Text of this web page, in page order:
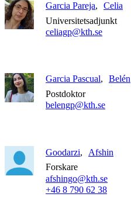
Garcia Pareja
Celia
Universitetsadjunkt
celiagp@kth.se
Garcia Pascual
Belén
Postdoktor
belengp@kth.se
Goodarzi
Afshin
Forskare
afshingo@kth.se
+46 8 790 62 38